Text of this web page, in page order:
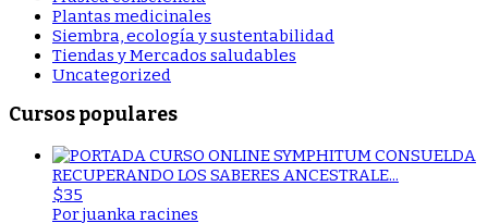
Plantas medicinales
Siembra, ecología y sustentabilidad
Tiendas y Mercados saludables
Uncategorized
Cursos populares
RECUPERANDO LOS SABERES ANCESTRALE...
$35
Por juanka racines